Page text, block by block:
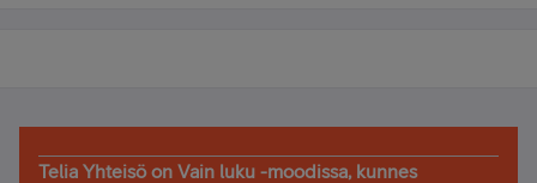
Telia Yhteisö on Vain luku -moodissa, kunnes